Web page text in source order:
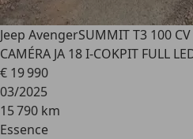
Jeep AvengerSUMMIT T3 100 CV
CAMÉRA JA 18 I-COKPIT FULL
€ 19 990
03/2025
15 790 km
Essence